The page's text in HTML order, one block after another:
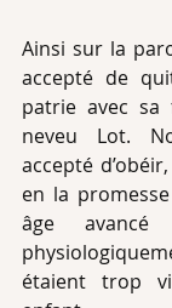
Ainsi sur la
accepté de
patrie avec sa
neveu Lot.
accepté
en la
âge
étaient trop